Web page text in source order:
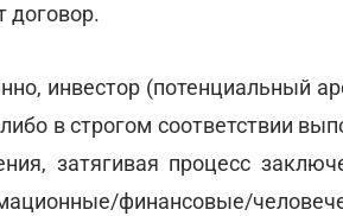
договор.
инвестор (потенциальный
в строгом соответствии
затягивая процесс
финансовые/